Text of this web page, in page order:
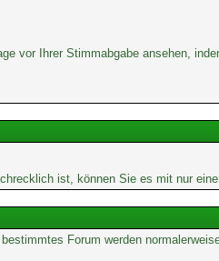
vor Ihrer Stimmabgabe ansehen,
ist, können Sie es mit nur
Forum werden